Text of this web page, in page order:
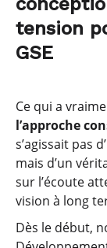
tension
GSE
Ce qui a
l’approche
s’agissait pas
mais d’un
sur l’écoute
vision à long
Dès le début,